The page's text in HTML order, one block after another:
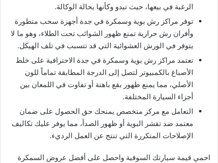
الرغبة في بيعها، حيث تبدو وكأنها بحالة الوكالة.
توفر مراكز رش بوية وسمكرة في جدة أجهزة سحب متطورة
وأفران رش حرارية تمنع ظهور الشوائب تحت الطلاء، وهو ما لا
يتوفر في الورش العشوائية التي قد تتسبب في تلف الهيكل.
تعتمد مراكز رش بوية وسمكرة في جدة الاحترافية على خلط
الأصباغ بالكمبيوتر لتصل إلى الدرجة المطابقة تماماً للون
الأصلي، مما يمنع ظهور بقع باهتة أو تفاوت في اللمعان بين
أجزاء السيارة المختلفة.
التعامل مع مركز متخصص يمنحك حق الحصول على ضمان
معتمد ضد تقشر البوية أو ظهور الصدأ، مما يوفر عليك تكاليف
الإصلاحات المتكررة التي تنتج عن العمل الرديء.
احمي قيمة سيارتك السوقية واحصل على أفضل عروض السمكرة